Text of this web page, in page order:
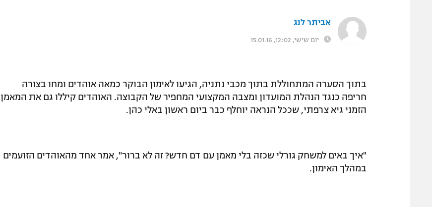
אביתר לנג
יום שישי, 12:02, 15.01.16
בתוך הסערה המתחוללת בתוך מכבי נתניה, הגיעו לאימון הבוקר כמאה אוהדים ומחו בצורה
חריפה כנגד הנהלת המועדון ומצבה המקצועי המחפיר של הקבוצה. האוהדים קיללו גם את המאמן
הזמני גיא צרפתי, שככל הנראה יוחלף כבר ביום ראשון באלי כהן.
"איך באים למשחק גורלי שכזה בלי מאמן עם דם חדש? זה לא ברור", אמר אחד מהאוהדים הזועמים
במהלך האימון.